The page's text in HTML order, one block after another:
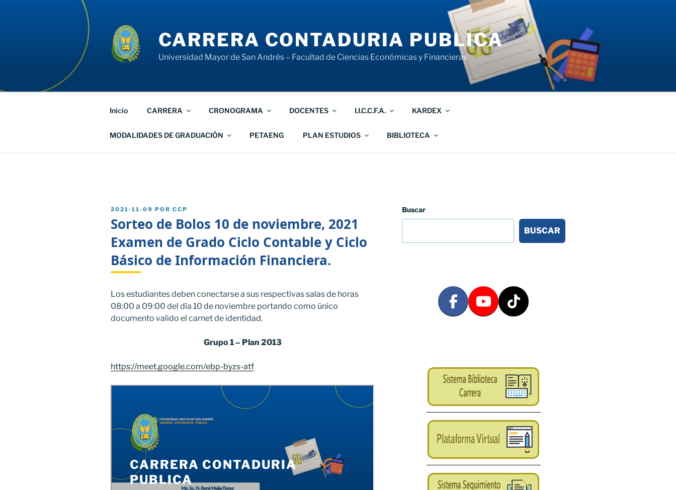
CARRERA CONTADURIA PUBLICA
Universidad Mayor de San Andrés – Facultad de Ciencias Económicas y Financieras
Inicio CARRERA CRONOGRAMA DOCENTES I.I.C.C.F.A. KARDEX
MODALIDADES DE GRADUACIÓN PETAENG PLAN ESTUDIOS BIBLIOTECA
PUBLICADO
2021-11-09 POR CCP
Sorteo de Bolos 10 de noviembre, 2021
Examen de Grado Ciclo Contable y Ciclo
Básico de Información Financiera.
Los estudiantes deben conectarse a sus respectivas salas de horas
08:00 a 09:00 del día 10 de noviembre portando como único
documento valido el carnet de identidad.
Grupo 1 – Plan 2013
https://meet.google.com/ebp-byzs-atf
Buscar
BUSCAR